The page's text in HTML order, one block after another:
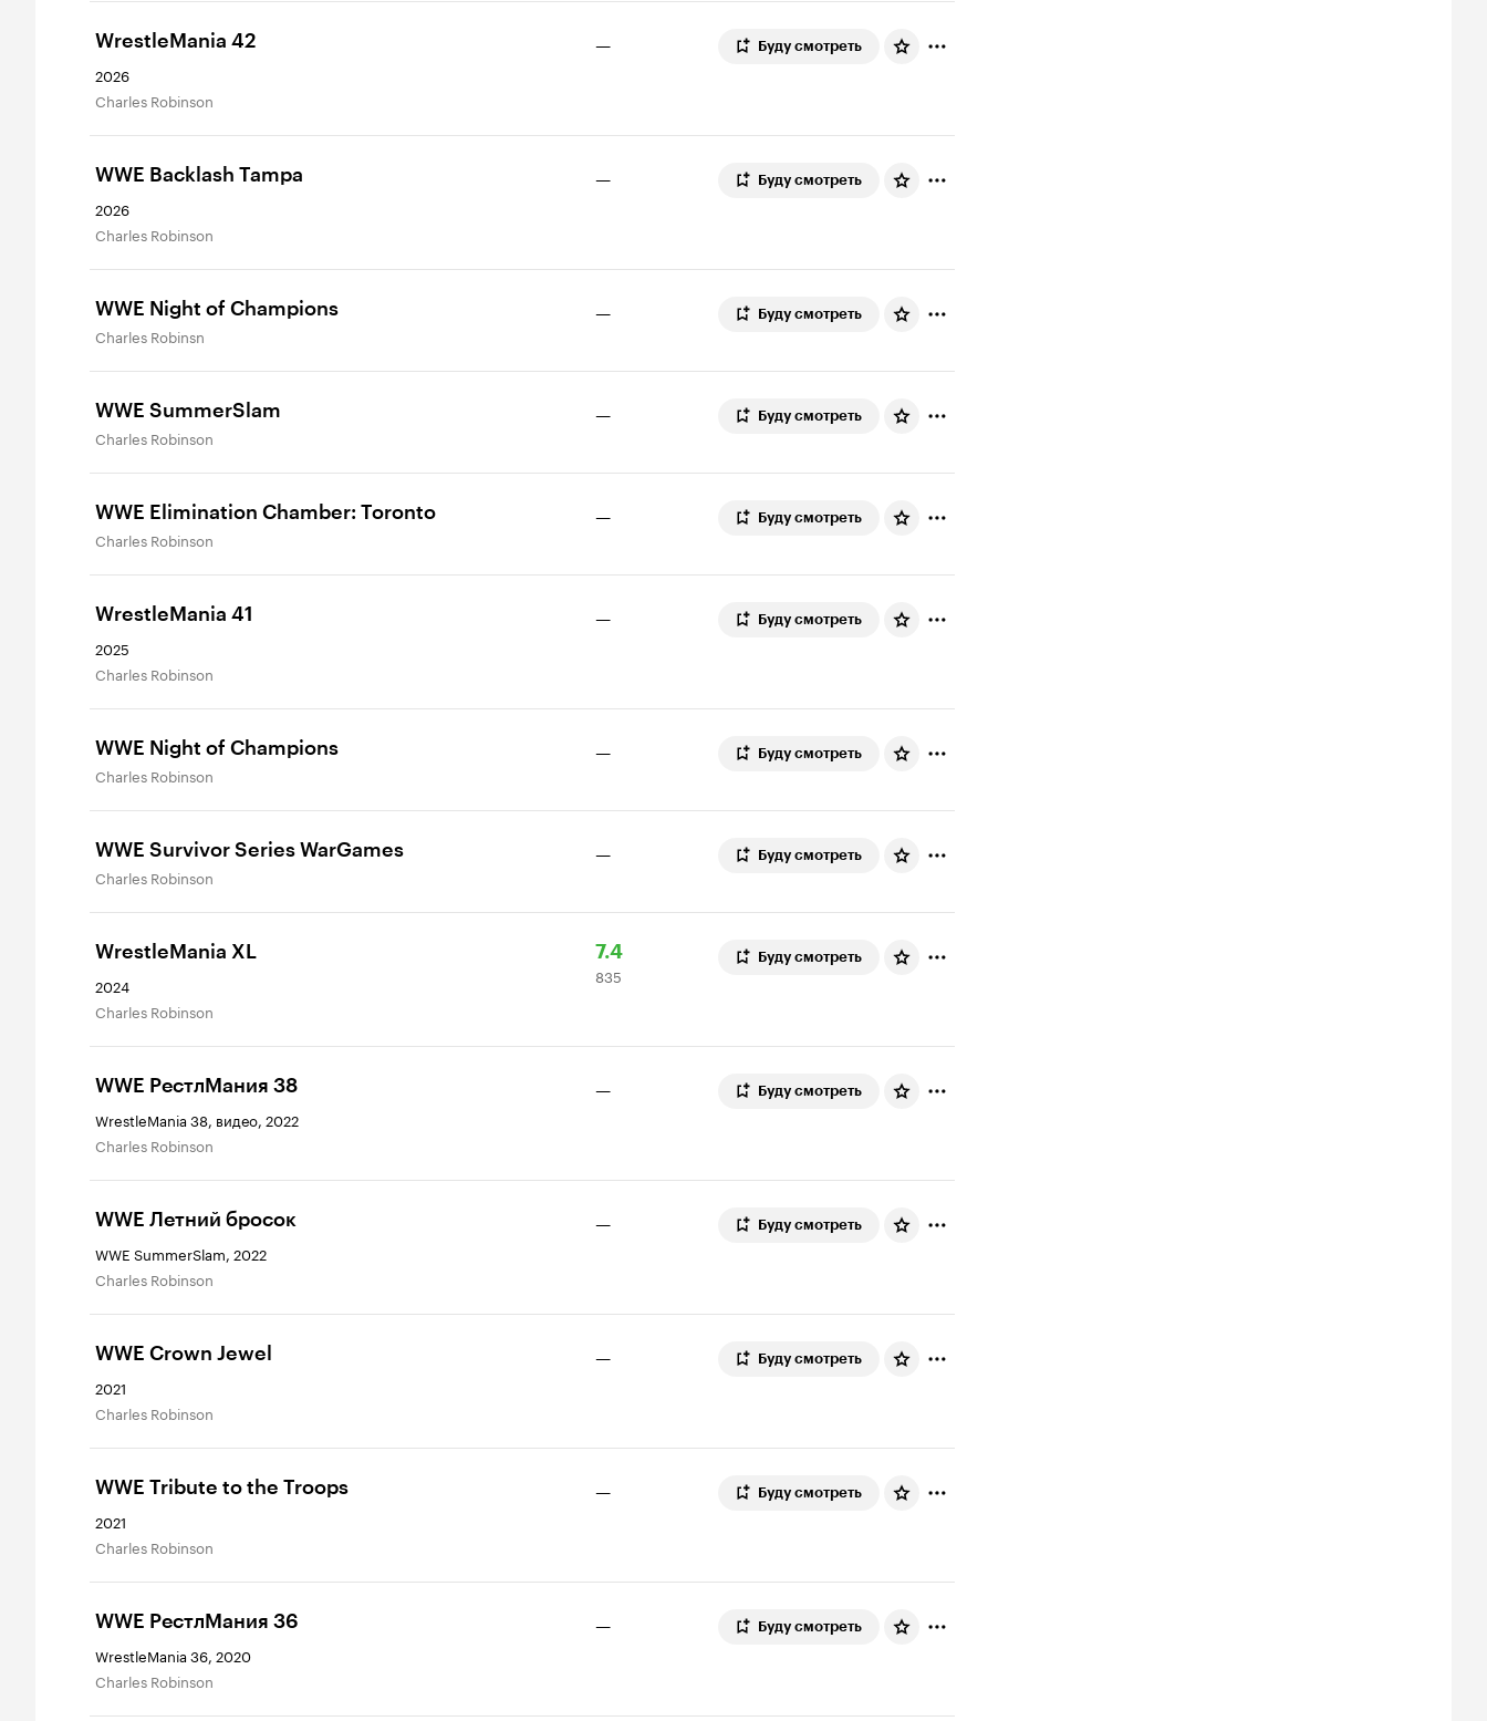
WrestleMania 42
2026
Charles Robinson
— Буду смотреть
WWE Backlash Tampa
2026
Charles Robinson
— Буду смотреть
WWE Night of Champions
Charles Robinsn
— Буду смотреть
WWE SummerSlam
Charles Robinson
— Буду смотреть
WWE Elimination Chamber: Toronto
Charles Robinson
— Буду смотреть
WrestleMania 41
2025
Charles Robinson
— Буду смотреть
WWE Night of Champions
Charles Robinson
— Буду смотреть
WWE Survivor Series WarGames
Charles Robinson
— Буду смотреть
WrestleMania XL
2024
Charles Robinson
Рейтинг
Кинопоиска
7.4
835
оценок
835
Буду смотреть
WWE РестлМания 38
WrestleMania 38, видео, 2022
Charles Robinson
— Буду смотреть
WWE Летний бросок
WWE SummerSlam, 2022
Charles Robinson
— Буду смотреть
WWE Crown Jewel
2021
Charles Robinson
— Буду смотреть
WWE Tribute to the Troops
2021
Charles Robinson
— Буду смотреть
WWE РестлМания 36
WrestleMania 36, 2020
Charles Robinson
— Буду смотреть